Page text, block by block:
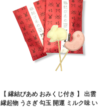
【 縁結びあめ おみくじ付き 】 出雲
縁起物 うさぎ 勾玉 開運 ミルク味 い